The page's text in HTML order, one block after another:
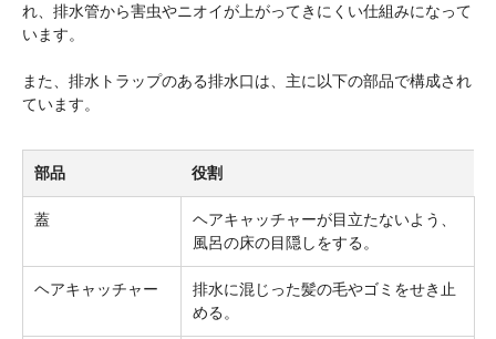
れ、排水管から害虫やニオイが上がってきにくい仕組みになって
います。
また、排水トラップのある排水口は、主に以下の部品で構成され
ています。
部品 役割
蓋
ヘアキャッチャーが目立たないよう、
風呂の床の目隠しをする。
ヘアキャッチャー
排水に混じった髪の毛やゴミをせき止
める。